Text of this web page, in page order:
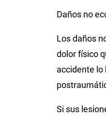
Daños no
Los daños
dolor físico
accidente lo
Si sus